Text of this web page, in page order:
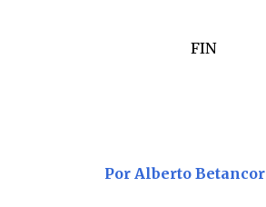
FIN
Por Alberto Betancor